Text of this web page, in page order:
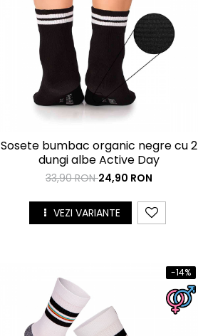
Sosete bumbac organic negre cu 2
dungi albe Active Day
33,90 RON24,90 RON
VEZI VARIANTE
-14%